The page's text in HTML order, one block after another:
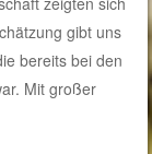
gibt uns
bereits bei den
Mit großer